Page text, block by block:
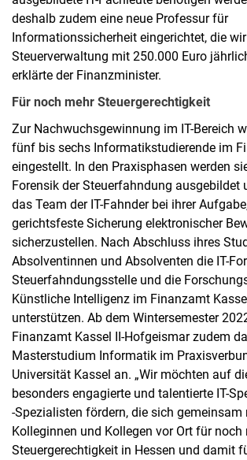
deshalb zudem eine neue Professur für
Informationssicherheit eingerichtet, die
Steuerverwaltung mit 250.000 Euro
erklärte der Finanzminister.
Für noch mehr Steuergerechtigkeit
Zur Nachwuchsgewinnung im IT-Bereich
fünf bis sechs Informatikstudierende im
eingestellt. In den Praxisphasen werden
Forensik der Steuerfahndung ausgebildet
das Team der IT-Fahnder bei ihrer
gerichtsfeste Sicherung elektronischer
sicherzustellen. Nach Abschluss ihres
Absolventinnen und Absolventen die IT-
Steuerfahndungsstelle und die
Künstliche Intelligenz im Finanzamt
unterstützen. Ab dem Wintersemester
Finanzamt Kassel II-Hofgeismar zudem
Masterstudium Informatik im
Universität Kassel an. „Wir möchten auf
besonders engagierte und talentierte IT-
-Spezialisten fördern, die sich gemeinsam
Kolleginnen und Kollegen vor Ort für noch
Steuergerechtigkeit in Hessen und damit